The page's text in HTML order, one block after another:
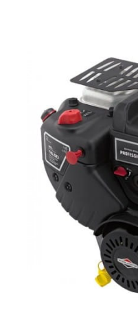
Двигатель Briggs &